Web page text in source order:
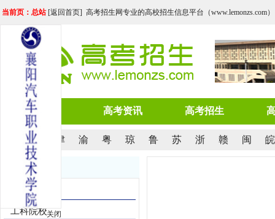
当前页：总站[返回首页] 高考招生网专业的高校招生信息平台（www.lemonzs.com）
网站首页 高考资讯 高考招生
沪 津 渝 粤 琼 鲁 苏 浙 赣 闽 皖
院校导航
综合院校
工科院校关闭